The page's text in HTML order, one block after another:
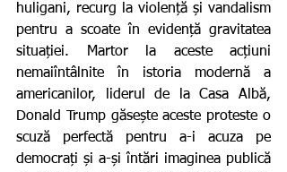
huligani, recurg la violență și vandalism
pentru a scoate în evidență gravitatea
situației. Martor la aceste acțiuni
nemaiîntâlnite în istoria modernă a
americanilor, liderul de la Casa Albă,
Donald Trump găsește aceste proteste o
scuză perfectă pentru a-i acuza pe
democrați și a-și întări imaginea publică